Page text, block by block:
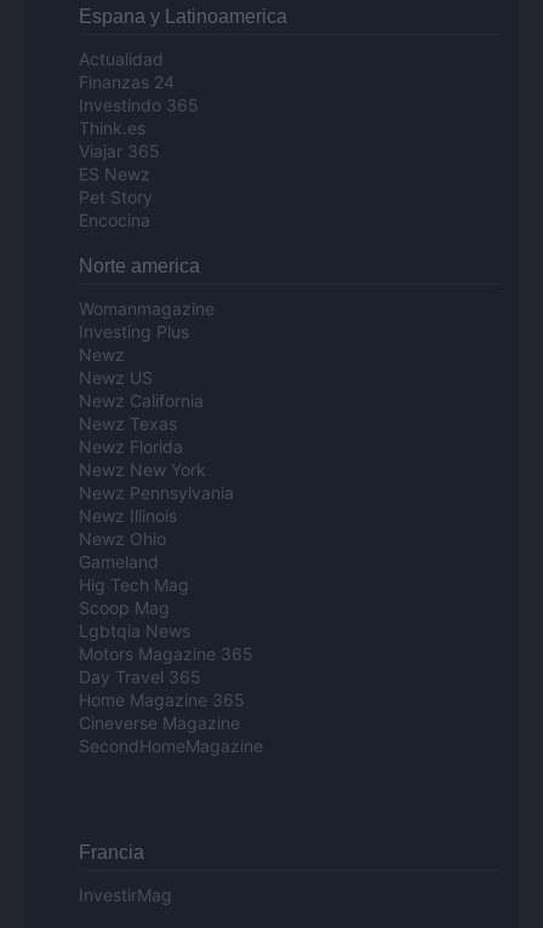
Espana y Latinoamerica
Actualidad
Finanzas 24
Investindo 365
Think.es
Viajar 365
ES Newz
Pet Story
Encocina
Norte america
Womanmagazine
Investing Plus
Newz
Newz US
Newz California
Newz Texas
Newz Florida
Newz New York
Newz Pennsylvania
Newz Illinois
Newz Ohio
Gameland
Hig Tech Mag
Scoop Mag
Lgbtqia News
Motors Magazine 365
Day Travel 365
Home Magazine 365
Cineverse Magazine
SecondHomeMagazine
Francia
InvestirMag